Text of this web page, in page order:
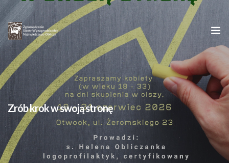
Strona główna
O nas
Oblicze Chrystusa
Młodym
Zrób krok w swoją stronę